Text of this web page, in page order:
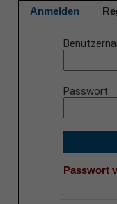
Anmelden
Passwort
Passwort